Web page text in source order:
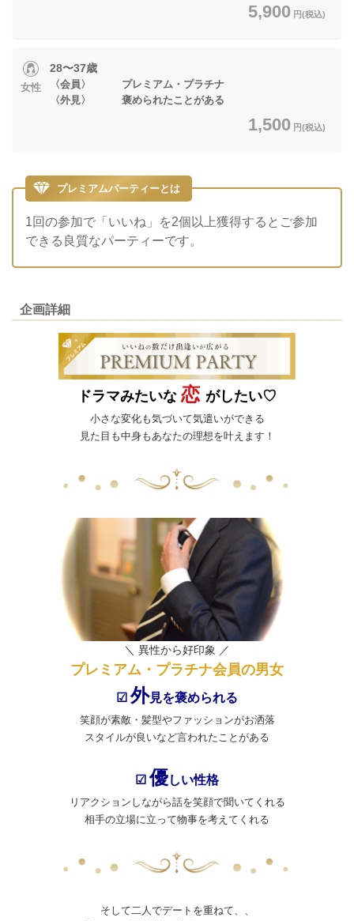
5,900 円(税込)
女性
28〜37歳
〈会員〉 プレミアム・プラチナ
〈外見〉 褒められたことがある
1,500 円(税込)
プレミアムパーティーとは
1回の参加で「いいね」を2個以上獲得するとご参加
できる良質なパーティーです。
企画詳細
ドラマみたいな 恋 がしたい♡
小さな変化も気づいて気遣いができる
見た目も中身もあなたの理想を叶えます！
＼ 異性から好印象 ／
プレミアム・プラチナ会員の男女
☑ 外見を褒められる
笑顔が素敵・髪型やファッションがお洒落
スタイルが良いなど言われたことがある
☑優しい性格
リアクションしながら話を笑顔で聞いてくれる
相手の立場に立って物事を考えてくれる
そして二人でデートを重ねて、、